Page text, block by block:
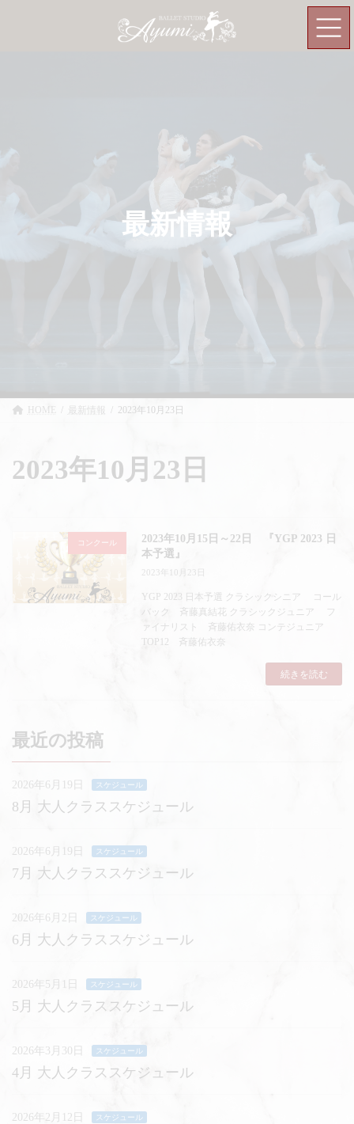
最新情報
HOME 最新情報 2023年10月23日
2023年10月23日
コンクール
2023年10月15日～22日 『YGP 2023 日
本予選』
2023年10月23日
YGP 2023 日本予選 クラシックシニア コール
バック 斉藤真結花 クラシックジュニア フ
ァイナリスト 斉藤佑衣奈 コンテジュニア
TOP12 斉藤佑衣奈
続きを読む
最近の投稿
2026年6月19日 スケジュール
8月 大人クラススケジュール
2026年6月19日 スケジュール
7月 大人クラススケジュール
2026年6月2日 スケジュール
6月 大人クラススケジュール
2026年5月1日 スケジュール
5月 大人クラススケジュール
2026年3月30日 スケジュール
4月 大人クラススケジュール
2026年2月12日 スケジュール